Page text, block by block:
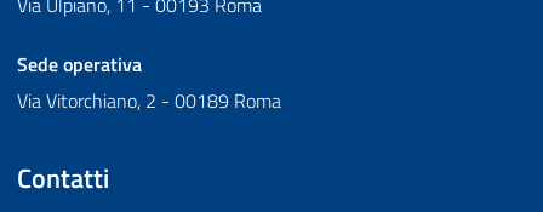
Sede operativa
Via Vitorchiano, 2 - 00189 Roma
Contatti